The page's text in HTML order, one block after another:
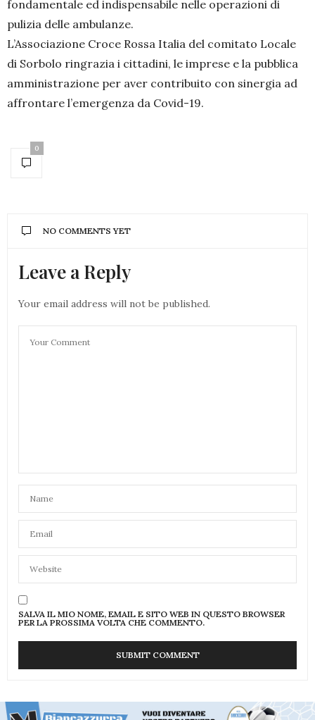
fondamentale ed indispensabile nelle operazioni di
pulizia delle ambulanze.
L’Associazione Croce Rossa Italia del comitato Locale
di Sorbolo ringrazia i cittadini, le imprese e la pubblica
amministrazione per aver contribuito con sinergia ad
affrontare l’emergenza da Covid-19.
0
NO COMMENTS YET
Leave a Reply
Your email address will not be published.
SALVA IL MIO NOME, EMAIL E SITO WEB IN QUESTO BROWSER
PER LA PROSSIMA VOLTA CHE COMMENTO.